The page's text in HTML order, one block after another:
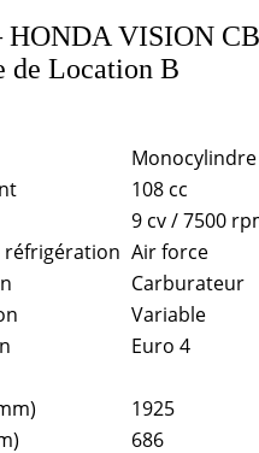
HONDA VISION
de Location B
108 cc
9 cv / 7500
réfrigération Air force
Carburateur
Variable
Euro 4
1925
686